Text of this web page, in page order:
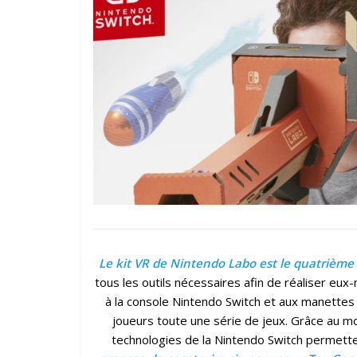
Le kit VR de Nintendo Labo est le
tous les outils nécessaires afin de réaliser
à la console Nintendo Switch et aux
joueurs toute une série de jeux. Grâce au
technologies de la Nintendo Switch